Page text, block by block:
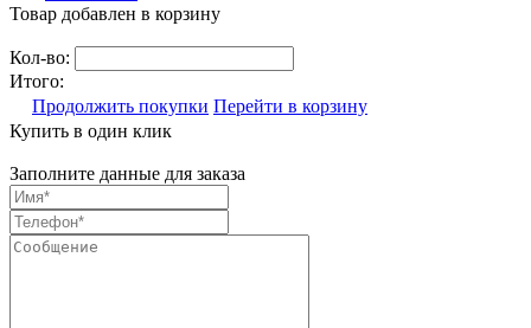
Товар добавлен в корзину
Кол-во:
Итого:
Продолжить покупки Перейти в корзину
Купить в один клик
Заполните данные для заказа